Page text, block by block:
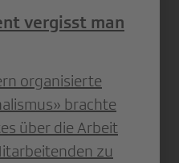
vergisst man
organisierte
brachte
über die Arbeit
zu